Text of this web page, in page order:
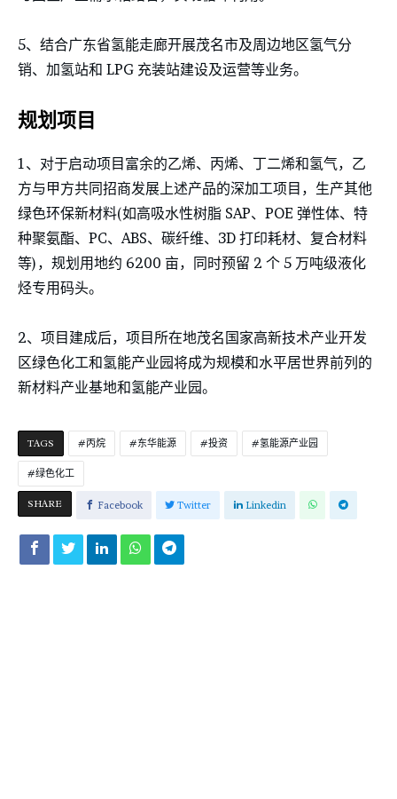
5、结合广东省氢能走廊开展茂名市及周边地区氢气分
销、加氢站和 LPG 充装站建设及运营等业务。
规划项目
1、对于启动项目富余的乙烯、丙烯、丁二烯和氢气，乙
方与甲方共同招商发展上述产品的深加工项目，生产其他
绿色环保新材料(如高吸水性树脂 SAP、POE 弹性体、特
种聚氨酯、PC、ABS、碳纤维、3D 打印耗材、复合材料
等)，规划用地约 6200 亩，同时预留 2 个 5 万吨级液化
烃专用码头。
2、项目建成后，项目所在地茂名国家高新技术产业开发
区绿色化工和氢能产业园将成为规模和水平居世界前列的
新材料产业基地和氢能产业园。
TAGS 丙烷 东华能源 投资 氢能源产业园
绿色化工
SHARE Facebook Twitter Linkedin